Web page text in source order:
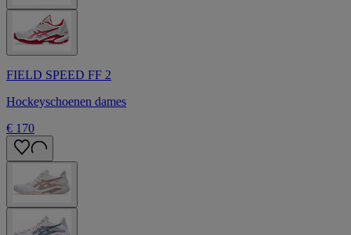
FIELD SPEED FF 2
Hockeyschoenen dames
€ 170